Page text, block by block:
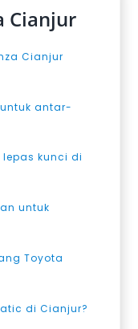
Cianjur
Cianjur
antar-
kunci di
untuk
Toyota
di Cianjur?